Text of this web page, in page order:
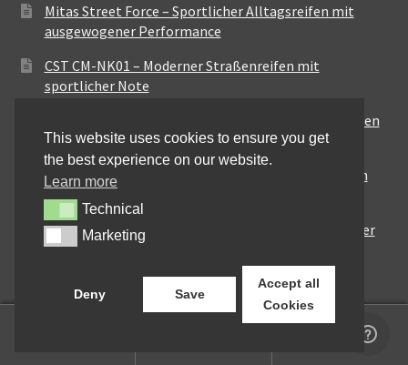
Mitas Street Force – Sportlicher Alltagsreifen mit
ausgewogener Performance
CST CM-NK01 – Moderner Straßenreifen mit
sportlicher Note
Maxxis MA-ST3 – Ausgewogener Sport-Touring-Reifen
für vielseitige Einsätze
Pirelli City Demon – Zuverlässigkeit für den urbanen
Alltag
Metzeler Perfect ME77 – Klassische Optik mit solider
Straßenperformance
This website uses cookies to ensure you get
the best experience on our website.
Learn more
TechnicalTechnical
MarketingMarketing
Deny Save
Accept all
Cookies